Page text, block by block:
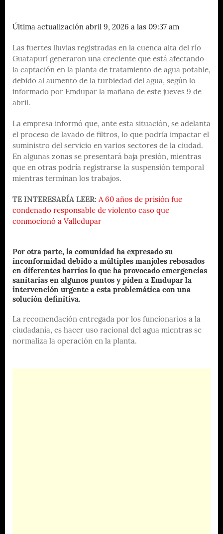
Última actualización abril 9, 2026 a las 09:37 am
Las fuertes lluvias registradas en la cuenca alta del río
Guatapurí generaron una creciente que está afectando
la captación en la planta de tratamiento de agua potable,
debido al aumento de la turbiedad del agua, según lo
informado por Emdupar la mañana de este jueves 9 de
abril.
La empresa informó que, ante esta situación, se adelanta
el proceso de lavado de filtros, lo que podría impactar el
suministro del servicio en varios sectores de la ciudad.
En algunas zonas se presentará baja presión, mientras
que en otras podría registrarse la suspensión temporal
mientras terminan los trabajos.
TE INTERESARÍA LEER: A 60 años de prisión fue
condenado responsable de violento caso que
conmocionó a Valledupar
Por otra parte, la comunidad ha expresado su
inconformidad debido a múltiples manjoles rebosados
en diferentes barrios lo que ha provocado emergencias
sanitarias en algunos puntos y piden a Emdupar la
intervención urgente a esta problemática con una
solución definitiva.
La recomendación entregada por los funcionarios a la
ciudadanía, es hacer uso racional del agua mientras se
normaliza la operación en la planta.